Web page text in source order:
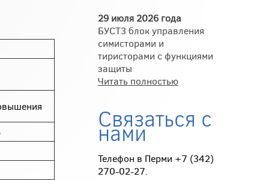
29 июля 2026 года
БУСТ3 блок управления
симисторами и
тиристорами с функциями
защиты
Читать полностью
Связаться с
нами
Телефон в Перми +7 (342)
270-02-27.